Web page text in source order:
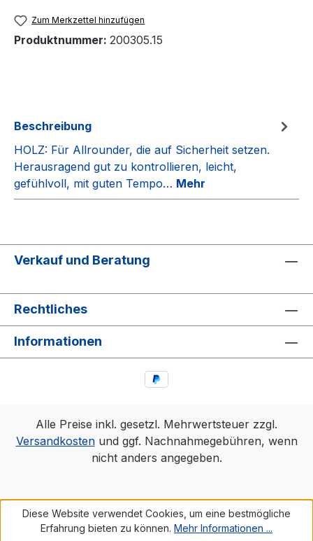
Zum Merkzettel hinzufügen
Produktnummer: 200305.15
Beschreibung
HOLZ: Für Allrounder, die auf Sicherheit setzen.
Herausragend gut zu kontrollieren, leicht,
gefühlvoll, mit guten Tempo… Mehr
Verkauf und Beratung
Rechtliches
Informationen
Alle Preise inkl. gesetzl. Mehrwertsteuer zzgl.
Versandkostenund ggf. Nachnahmegebühren, wenn
nicht anders angegeben.
Diese Website verwendet Cookies, um eine bestmögliche
Erfahrung bieten zu können. Mehr Informationen ...